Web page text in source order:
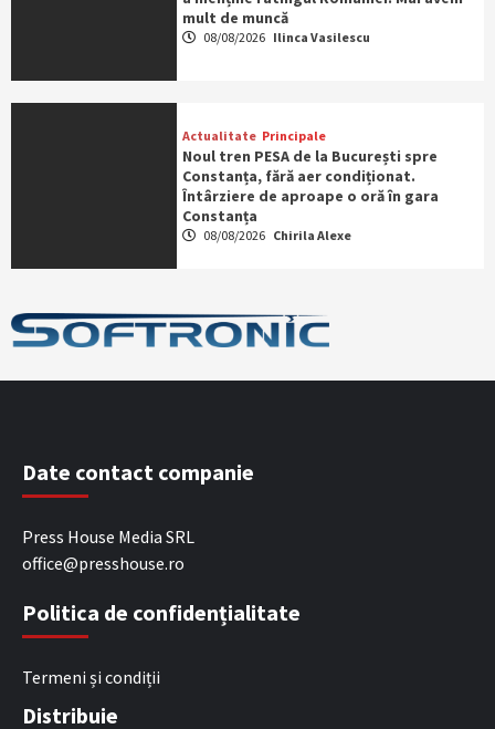
mult de muncă
08/08/2026 Ilinca Vasilescu
Actualitate Principale
Noul tren PESA de la București spre
Constanța, fără aer condiționat.
Întârziere de aproape o oră în gara
Constanța
08/08/2026 Chirila Alexe
Date contact companie
Press House Media SRL
office@presshouse.ro
Politica de confidențialitate
Termeni și condiții
Distribuie